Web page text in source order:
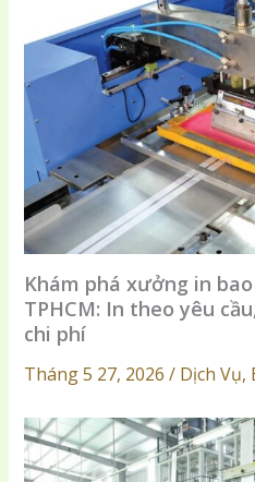
Khám phá xưởng in
TPHCM: In theo yêu
chi phí
Tháng 5 27, 2026 / Dịch Vụ,